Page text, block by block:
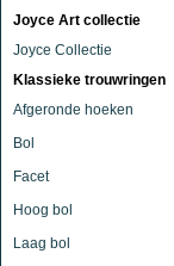
Joyce Art collectie
Joyce Collectie
Klassieke trouwringen
Afgeronde hoeken
Bol
Facet
Hoog bol
Laag bol